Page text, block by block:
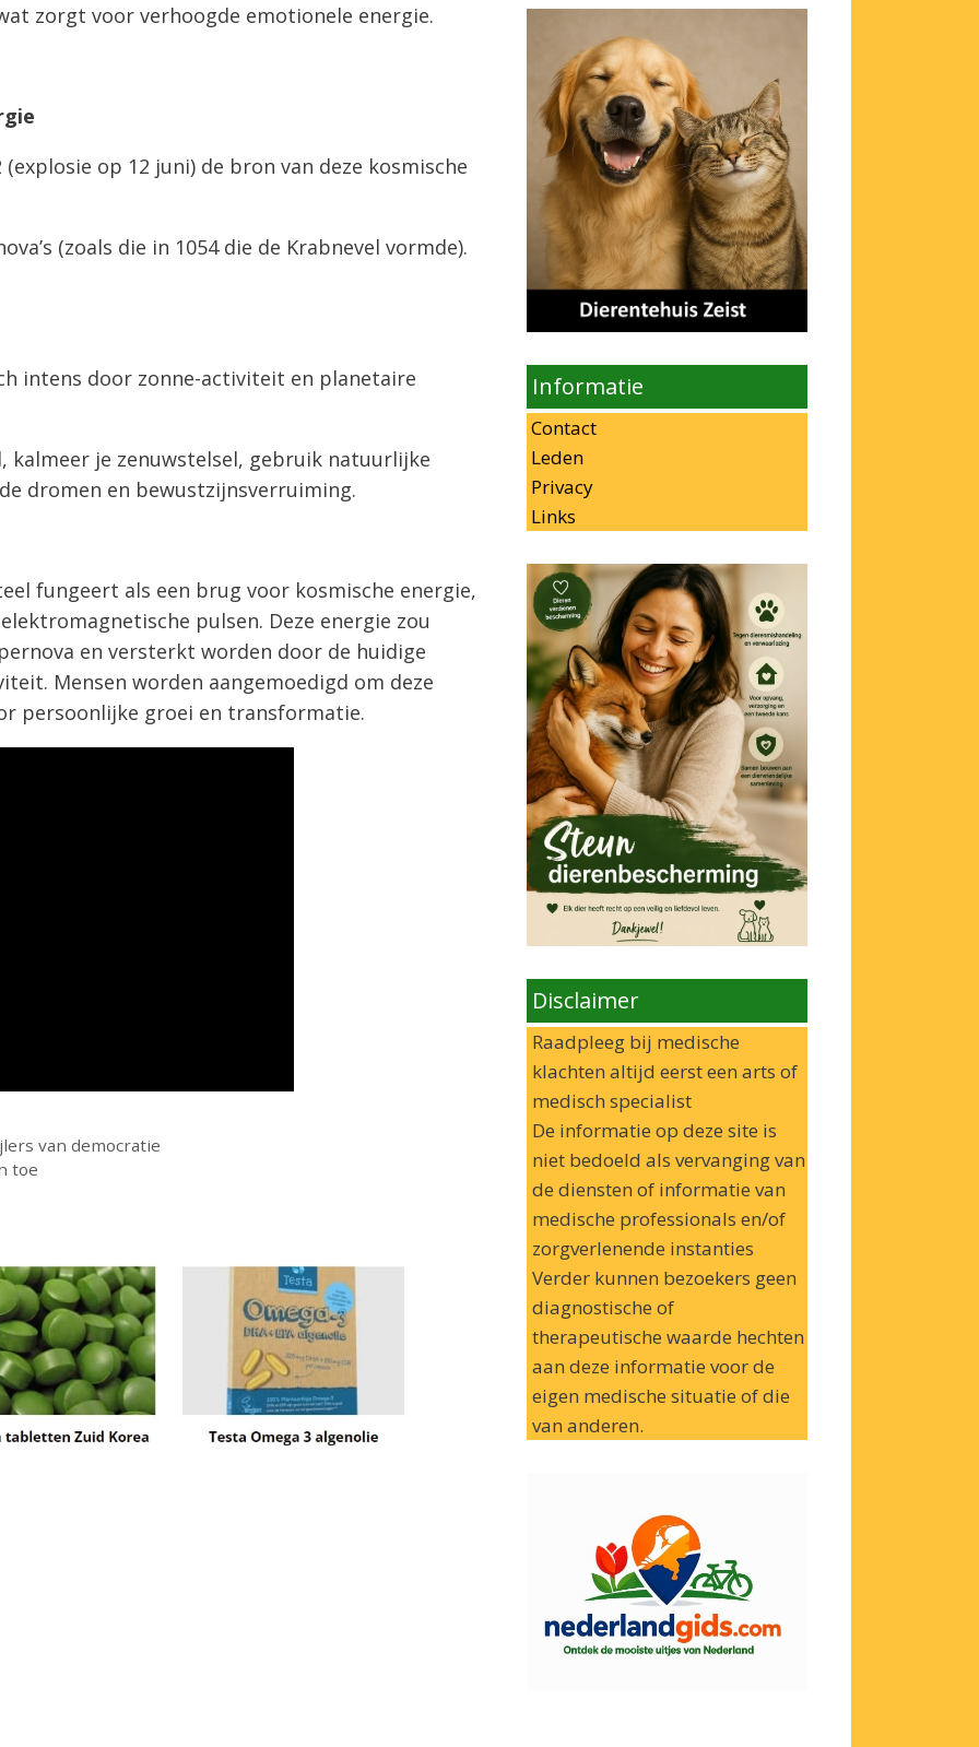
zorgt voor verhoogde emotionele energie.
op 12 juni) de bron van deze kosmische
(zoals die in 1054 die de Krabnevel vormde).
intens door zonne-activiteit en planetaire
kalmeer je zenuwstelsel, gebruik natuurlijke
dromen en bewustzijnsverruiming.
fungeert als een brug voor kosmische energie,
pulsen. Deze energie zou
en versterkt worden door de huidige
Mensen worden aangemoedigd om deze
persoonlijke groei en transformatie.
van democratie
toe
Informatie
Contact
Leden
Privacy
Links
Disclaimer
Raadpleeg bij medische
klachten altijd eerst een arts of
medisch specialist
De informatie op deze site is
niet bedoeld als vervanging van
de diensten of informatie van
medische professionals en/of
zorgverlenende instanties
Verder kunnen bezoekers geen
diagnostische of
therapeutische waarde hechten
aan deze informatie voor de
eigen medische situatie of die
van anderen.